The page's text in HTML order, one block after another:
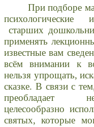
При подборе
психологические
старших
применять
известные вам
всём внимании к
нельзя упрощать,
сказке. В связи с
преобладает
целесообразно
святых, которые